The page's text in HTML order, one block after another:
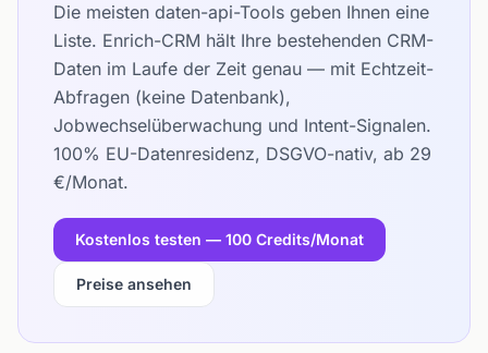
Die meisten daten-api-Tools geben Ihnen eine
Liste. Enrich-CRM hält Ihre bestehenden CRM-
Daten im Laufe der Zeit genau — mit Echtzeit-
Abfragen (keine Datenbank),
Jobwechselüberwachung und Intent-Signalen.
100% EU-Datenresidenz, DSGVO-nativ, ab 29
€/Monat.
Kostenlos testen — 100 Credits/Monat
Preise ansehen